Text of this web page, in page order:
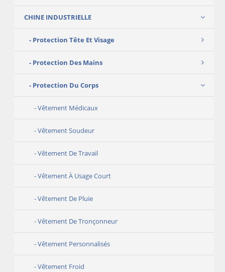
CHINE INDUSTRIELLE
Protection Tête Et Visage
Protection Des Mains
Protection Du Corps
Vêtement Médicaux
Vêtement Soudeur
Vêtement De Travail
Vêtement À Usage Court
Vêtement De Pluie
Vêtement De Tronçonneur
Vêtement Personnalisés
Vêtement Froid